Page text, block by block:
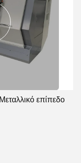
επίπεδο